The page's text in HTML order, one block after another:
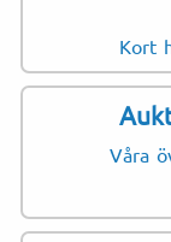
Kort
Våra